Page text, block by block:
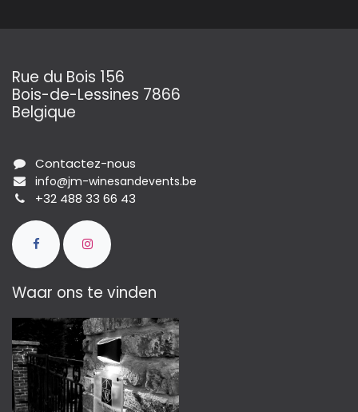
Rue du Bois 156
Bois-de-Lessines 7866
Belgique
Contactez-nous
info@jm-winesandevents.be
+32 488 33 66 43
Waar ons te vinden